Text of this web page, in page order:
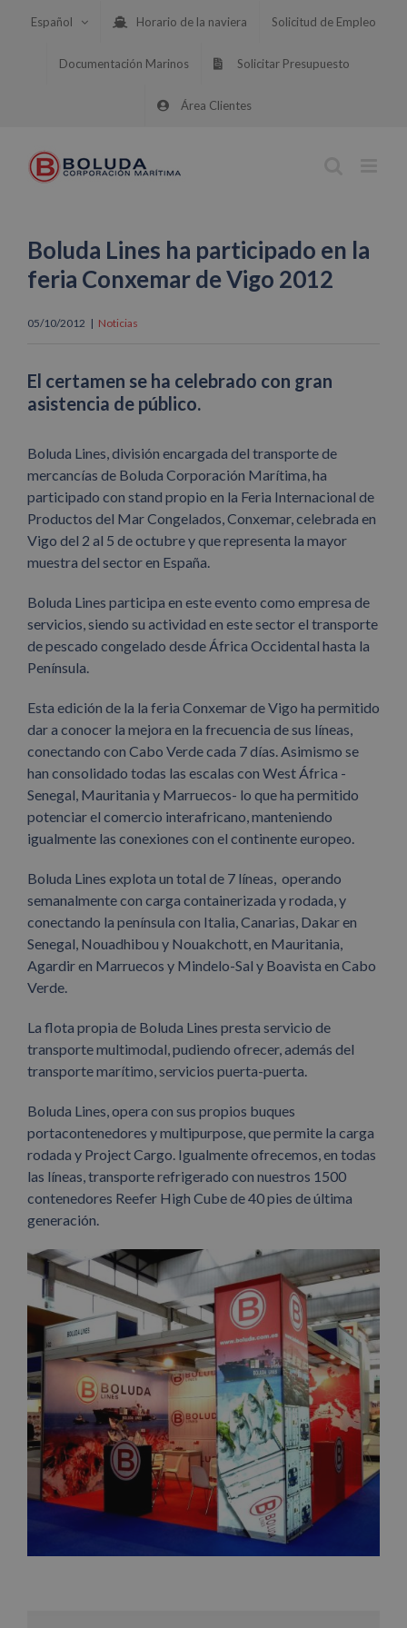
Español Horario de la naviera Solicitud de Empleo
Documentación Marinos Solicitar Presupuesto
Área Clientes
Boluda Lines ha participado en la
feria Conxemar de Vigo 2012
05/10/2012 | Noticias
El certamen se ha celebrado con gran
asistencia de público.
Boluda Lines, división encargada del transporte de
mercancías de Boluda Corporación Marítima, ha
participado con stand propio en la Feria Internacional de
Productos del Mar Congelados, Conxemar, celebrada en
Vigo del 2 al 5 de octubre y que representa la mayor
muestra del sector en España.
Boluda Lines participa en este evento como empresa de
servicios, siendo su actividad en este sector el transporte
de pescado congelado desde África Occidental hasta la
Península.
Esta edición de la la feria Conxemar de Vigo ha permitido
dar a conocer la mejora en la frecuencia de sus líneas,
conectando con Cabo Verde cada 7 días. Asimismo se
han consolidado todas las escalas con West África -
Senegal, Mauritania y Marruecos- lo que ha permitido
potenciar el comercio interafricano, manteniendo
igualmente las conexiones con el continente europeo.
Boluda Lines explota un total de 7 líneas, operando
semanalmente con carga containerizada y rodada, y
conectando la península con Italia, Canarias, Dakar en
Senegal, Nouadhibou y Nouakchott, en Mauritania,
Agardir en Marruecos y Mindelo-Sal y Boavista en Cabo
Verde.
La flota propia de Boluda Lines presta servicio de
transporte multimodal, pudiendo ofrecer, además del
transporte marítimo, servicios puerta-puerta.
Boluda Lines, opera con sus propios buques
portacontenedores y multipurpose, que permite la carga
rodada y Project Cargo. Igualmente ofrecemos, en todas
las líneas, transporte refrigerado con nuestros 1500
contenedores Reefer High Cube de 40 pies de última
generación.